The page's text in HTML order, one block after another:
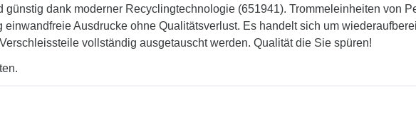
günstig dank moderner Recyclingtechnologie (651941). Trommeleinheiten von
einwandfreie Ausdrucke ohne Qualitätsverlust. Es handelt sich um
vollständig ausgetauscht werden. Qualität die Sie spüren!